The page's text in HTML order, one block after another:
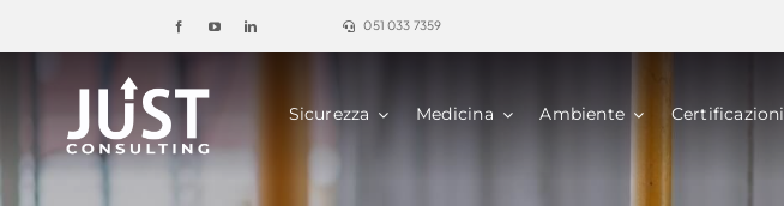
al
contenuto
051 033 7359
Sicurezza Medicina Ambiente Certificazioni